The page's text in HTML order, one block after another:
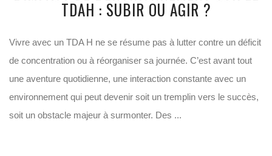
TDAH : SUBIR OU AGIR ?
Vivre avec un TDA H ne se résume pas à lutter contre un déficit
de concentration ou à réorganiser sa journée. C’est avant tout
une aventure quotidienne, une interaction constante avec un
environnement qui peut devenir soit un tremplin vers le succès,
soit un obstacle majeur à surmonter. Des ...